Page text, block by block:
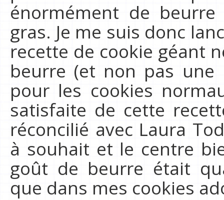
énormément de
gras. Je me suis donc
recette de cookie géant
beurre (et non pas une
pour les cookies
satisfaite de cette
réconcilié avec Laura
à souhait et le centre
goût de beurre était
que dans mes cookies